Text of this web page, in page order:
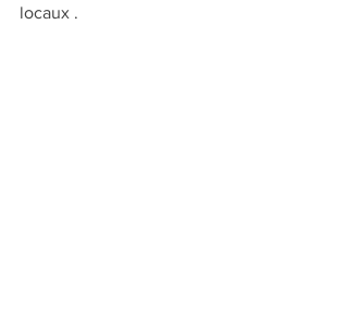
locaux .